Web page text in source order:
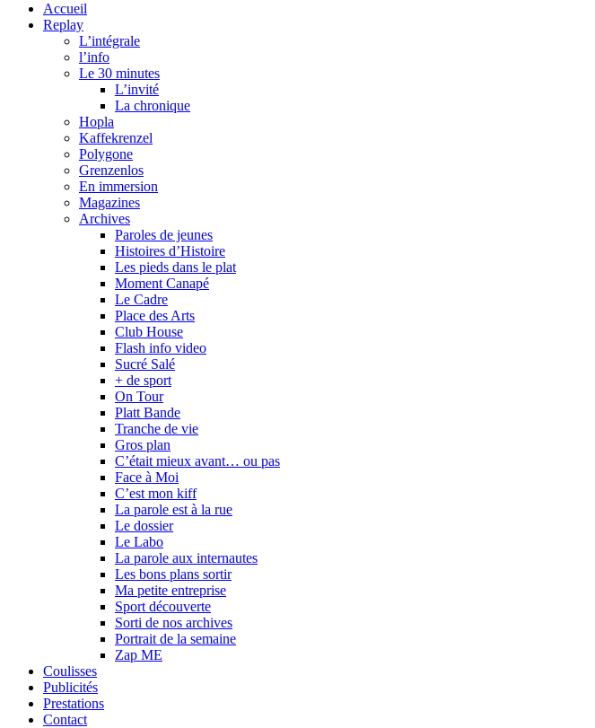
Accueil
Replay
L’intégrale
l’info
Le 30 minutes
L’invité
La chronique
Hopla
Kaffekrenzel
Polygone
Grenzenlos
En immersion
Magazines
Archives
Paroles de jeunes
Histoires d’Histoire
Les pieds dans le plat
Moment Canapé
Le Cadre
Place des Arts
Club House
Flash info video
Sucré Salé
+ de sport
On Tour
Platt Bande
Tranche de vie
Gros plan
C’était mieux avant… ou pas
Face à Moi
C’est mon kiff
La parole est à la rue
Le dossier
Le Labo
La parole aux internautes
Les bons plans sortir
Ma petite entreprise
Sport découverte
Sorti de nos archives
Portrait de la semaine
Zap ME
Coulisses
Publicités
Prestations
Contact